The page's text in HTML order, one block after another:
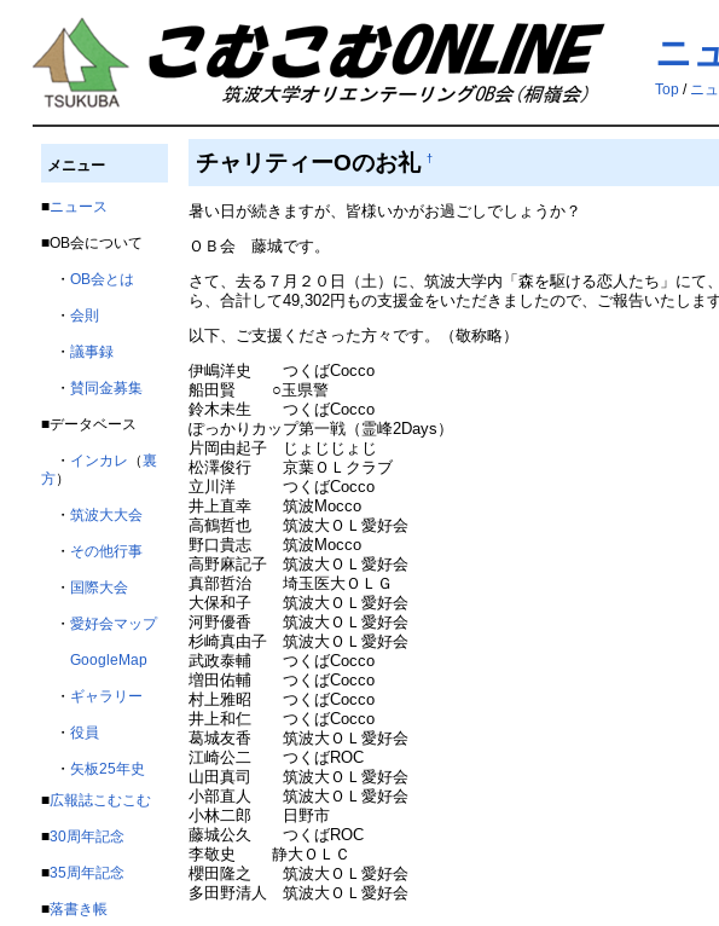
ニ
Top/ ニ
メニュー
■ニュース
■OB会について
・ OB会とは
・ 会則
・ 議事録
・ 賛同金募集
■データベース
・ インカレ （裏
方）
・ 筑波大大会
・ その他行事
・ 国際大会
・ 愛好会マップ
GoogleMap
・ ギャラリー
・ 役員
・ 矢板25年史
■広報誌こむこむ
■30周年記念
■35周年記念
■落書き帳
チャリティーOのお礼†
暑い日が続きますが、皆様いかがお過ごしでしょうか？
ＯＢ会 藤城です。
さて、去る７月２０日（土）に、筑波大学内「森を駆ける恋人たち」に
ら、合計して49,302円もの支援金をいただきましたので、ご報告いたし
以下、ご支援くださった方々です。（敬称略）
伊嶋洋史 つくばCocco
船田賢 ○玉県警
鈴木未生 つくばCocco
ぽっかりカップ第一戦（霊峰2Days）
片岡由起子 じょじじょじ
松澤俊行 京葉ＯＬクラブ
立川洋 つくばCocco
井上直幸 筑波Mocco
高鶴哲也 筑波大ＯＬ愛好会
野口貴志 筑波Mocco
高野麻記子 筑波大ＯＬ愛好会
真部哲治 埼玉医大ＯＬＧ
大保和子 筑波大ＯＬ愛好会
河野優香 筑波大ＯＬ愛好会
杉崎真由子 筑波大ＯＬ愛好会
武政泰輔 つくばCocco
増田佑輔 つくばCocco
村上雅昭 つくばCocco
井上和仁 つくばCocco
葛城友香 筑波大ＯＬ愛好会
江崎公二 つくばROC
山田真司 筑波大ＯＬ愛好会
小部直人 筑波大ＯＬ愛好会
小林二郎 日野市
藤城公久 つくばROC
李敬史 静大ＯＬＣ
櫻田隆之 筑波大ＯＬ愛好会
多田野清人 筑波大ＯＬ愛好会